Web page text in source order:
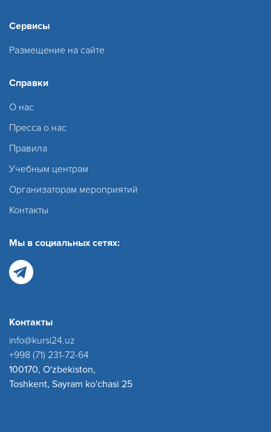
Сервисы
Размещение на сайте
Справки
О нас
Пресса о нас
Правила
Учебным центрам
Организаторам мероприятий
Контакты
Мы в социальных сетях:
Контакты
info@kursi24.uz
+998 (71) 231-72-64
100170, O'zbekiston,
Toshkent, Sayram ko'chasi 25